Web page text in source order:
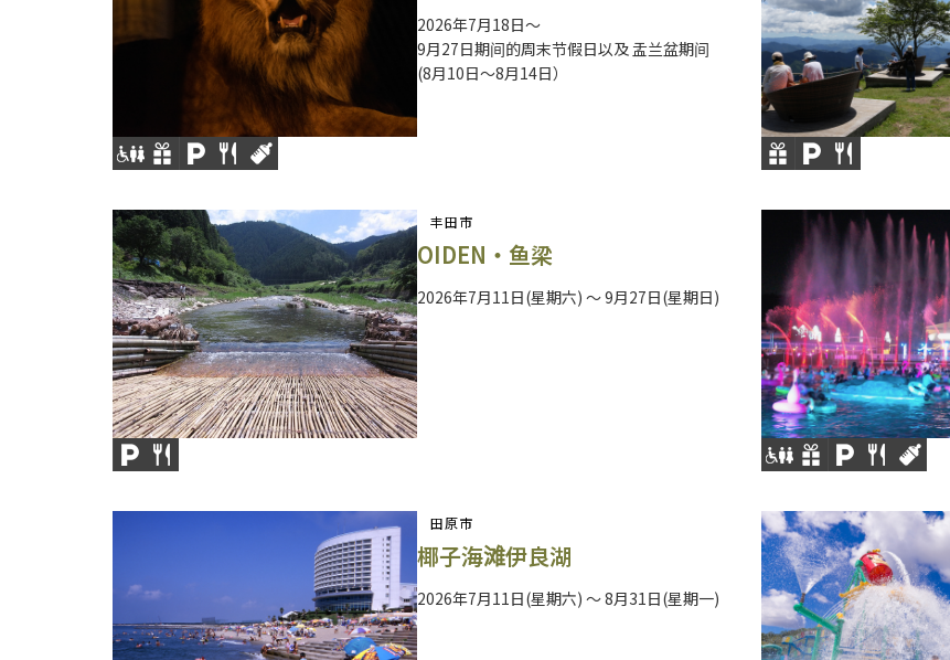
2026年7月18日～
9月27日期间的周末节假日以及 盂兰盆期间
(8月10日～8月14日）
丰田市
OIDEN・鱼梁
2026年7月11日(星期六) ～ 9月27日(星期日)
田原市
椰子海滩伊良湖
2026年7月11日(星期六) ～ 8月31日(星期一)